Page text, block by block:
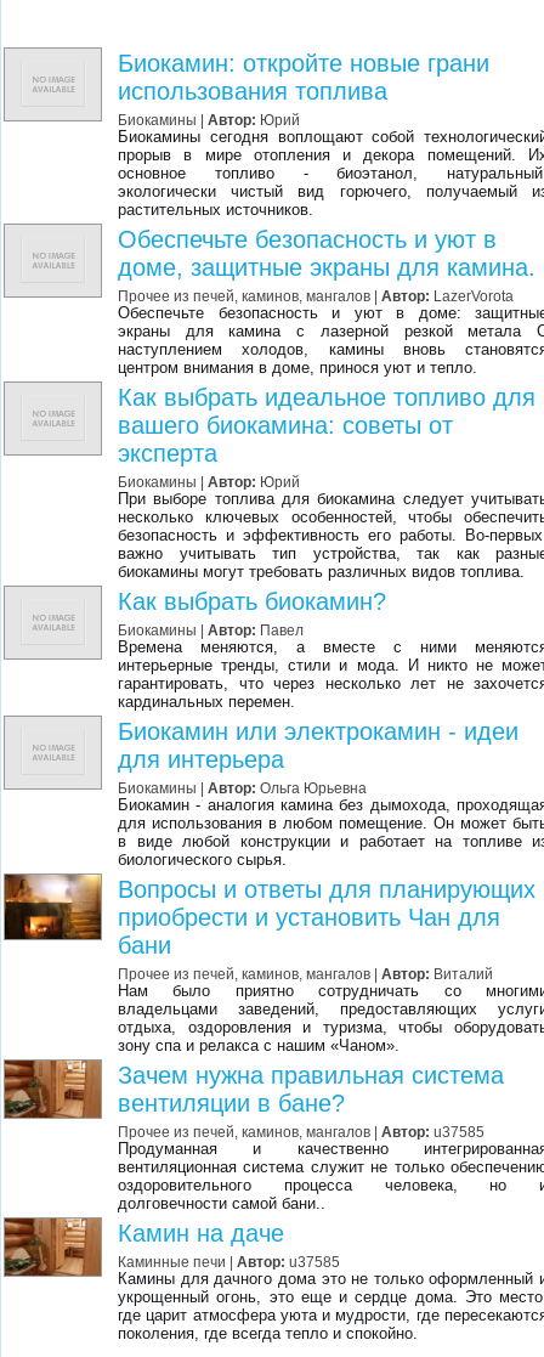
Биокамин: откройте новые грани
использования топлива
Биокамины |Автор: Юрий
Биокамины сегодня воплощают собой
прорыв в мире отопления и декора помещений.
основное топливо - биоэтанол,
экологически чистый вид горючего, получаемый
растительных источников.
Обеспечьте безопасность и уют в
доме, защитные экраны для камина.
Прочее из печей, каминов, мангалов |Автор: LazerVorota
Обеспечьте безопасность и уют в доме:
экраны для камина с лазерной резкой метала
наступлением холодов, камины вновь
центром внимания в доме, принося уют и тепло.
Как выбрать идеальное топливо для
вашего биокамина: советы от
эксперта
Биокамины |Автор: Юрий
При выборе топлива для биокамина следует
несколько ключевых особенностей, чтобы
безопасность и эффективность его работы. Во-
важно учитывать тип устройства, так как
биокамины могут требовать различных видов топлива.
Как выбрать биокамин?
Биокамины |Автор: Павел
Времена меняются, а вместе с ними
интерьерные тренды, стили и мода. И никто не
гарантировать, что через несколько лет не
кардинальных перемен.
Биокамин или электрокамин - идеи
для интерьера
Биокамины |Автор: Ольга Юрьевна
Биокамин - аналогия камина без дымохода,
для использования в любом помещение. Он может
в виде любой конструкции и работает на топливе
биологического сырья.
Вопросы и ответы для планирующих
приобрести и установить Чан для
бани
Прочее из печей, каминов, мангалов |Автор: Виталий
Нам было приятно сотрудничать со
владельцами заведений, предоставляющих
отдыха, оздоровления и туризма, чтобы
зону спа и релакса с нашим «Чаном».
Зачем нужна правильная система
вентиляции в бане?
Прочее из печей, каминов, мангалов |Автор: u37585
Продуманная и качественно
вентиляционная система служит не только
оздоровительного процесса человека, но
долговечности самой бани..
Камин на даче
Каминные печи |Автор: u37585
Камины для дачного дома это не только оформленный
укрощенный огонь, это еще и сердце дома. Это
где царит атмосфера уюта и мудрости, где
поколения, где всегда тепло и спокойно.